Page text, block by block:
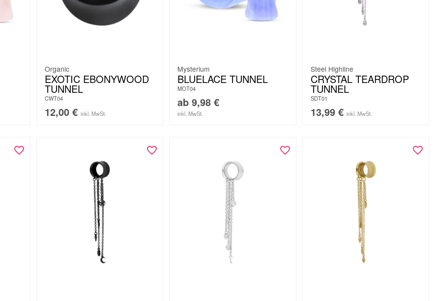
Organic
EXOTIC EBONYWOOD
TUNNEL
CWT04
12,00 € inkl. MwSt.
Mysterium
BLUELACE TUNNEL
MOT04
ab 9,98 €
inkl. MwSt.
Steel Highline
CRYSTAL TEARDROP
TUNNEL
SDT01
13,99 € inkl. MwSt.